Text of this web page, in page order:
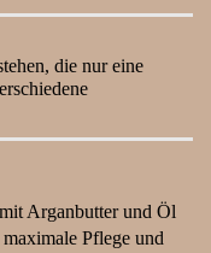
die nur eine
Arganbutter und Öl
Pflege und